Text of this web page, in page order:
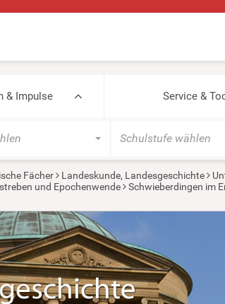
& Impulse Service &
Schulstufe wählen
Fächer Landeskunde, Landesgeschichte
und Epochenwende Schwieberdingen im